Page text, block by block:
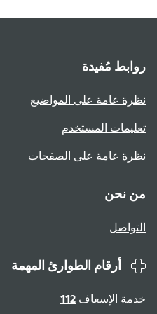
روابط مُفيدة
نظرة عامة على المواضيع
تعليمات المستخدم
نظرة عامة على الصفحات
من نحن
التواصل
أرقام الطوارئ المهمة
خدمة الإسعاف 112